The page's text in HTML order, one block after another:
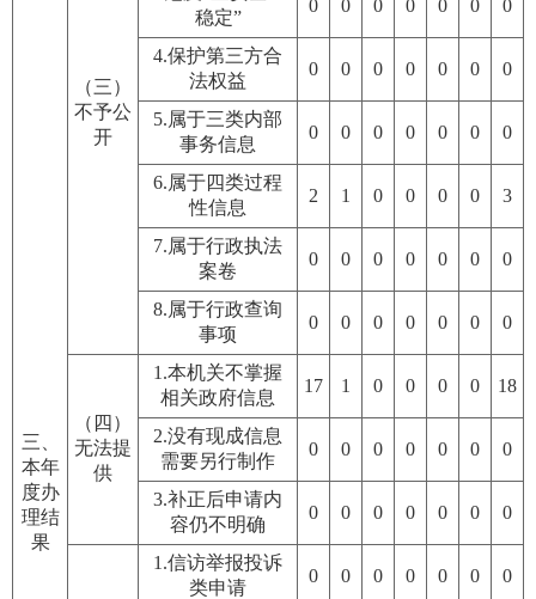
三、
本年
度办
理结
果
（三）
不予公
开
稳定”
0 0 0 0 0 0 0
4.保护第三方合
法权益
0 0 0 0 0 0 0
5.属于三类内部
事务信息
0 0 0 0 0 0 0
6.属于四类过程
性信息
2 1 0 0 0 0 3
7.属于行政执法
案卷
0 0 0 0 0 0 0
8.属于行政查询
事项
0 0 0 0 0 0 0
（四）
无法提
供
1.本机关不掌握
相关政府信息
17 1 0 0 0 0 18
2.没有现成信息
需要另行制作
0 0 0 0 0 0 0
3.补正后申请内
容仍不明确
0 0 0 0 0 0 0
1.信访举报投诉
类申请
0 0 0 0 0 0 0